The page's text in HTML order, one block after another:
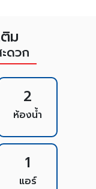
ม
ดวก
2
ห้องน้ำ
1
แอร์